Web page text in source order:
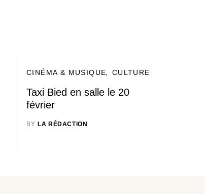
CINÉMA & MUSIQUE CULTURE
Taxi Bied en salle le 20
février
BY LA RÉDACTION